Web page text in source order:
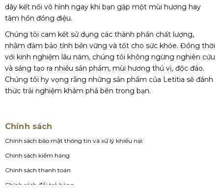
dây kết nối vô hình ngay khi bạn gặp một mùi hương hay
tâm hồn đồng điệu.
Chúng tôi cam kết sử dụng các thành phần chất lượng,
nhằm đảm bảo tính bền vững và tốt cho sức khỏe. Đồng thời
với kinh nghiệm lâu năm, chúng tôi không ngừng nghiên cứu
và sáng tạo ra nhiều sản phẩm, mùi hương thú vị, độc đáo.
Chúng tôi hy vọng rằng những sản phẩm của Letitia sẽ đánh
thức trải nghiệm khám phá bên trong bạn.
Chính sách
Chính sách bảo mật thông tin và xử lý khiếu nại
Chính sách kiểm hàng
Chính sách thanh toán
Chính sách đổi trả hàng